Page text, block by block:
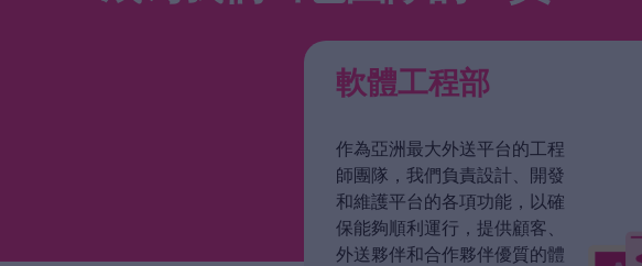
軟體工程部
作為亞洲最大外送平台的工程
師團隊，我們負責設計、開發
和維護平台的各項功能，以確
保能夠順利運行，提供顧客、
外送夥伴和合作夥伴優質的體